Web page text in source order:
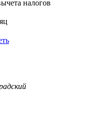
налогов